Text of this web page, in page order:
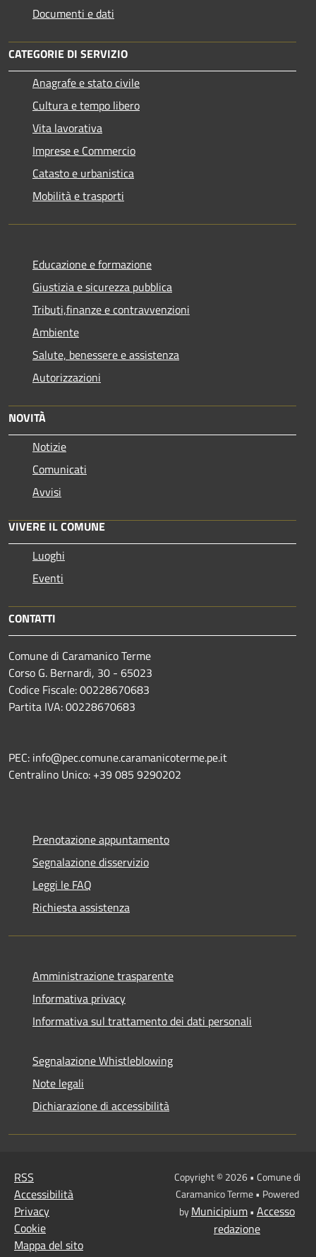
Documenti e dati
CATEGORIE DI SERVIZIO
Anagrafe e stato civile
Cultura e tempo libero
Vita lavorativa
Imprese e Commercio
Catasto e urbanistica
Mobilità e trasporti
Educazione e formazione
Giustizia e sicurezza pubblica
Tributi,finanze e contravvenzioni
Ambiente
Salute, benessere e assistenza
Autorizzazioni
NOVITÀ
Notizie
Comunicati
Avvisi
VIVERE IL COMUNE
Luoghi
Eventi
CONTATTI
Comune di Caramanico Terme
Corso G. Bernardi, 30 - 65023
Codice Fiscale: 00228670683
Partita IVA: 00228670683
PEC: info@pec.comune.caramanicoterme.pe.it
Centralino Unico: +39 085 9290202
Prenotazione appuntamento
Segnalazione disservizio
Leggi le FAQ
Richiesta assistenza
Amministrazione trasparente
Informativa privacy
Informativa sul trattamento dei dati personali
Segnalazione Whistleblowing
Note legali
Dichiarazione di accessibilità
RSS
Accessibilità
Privacy
Cookie
Mappa del sito
Copyright © 2026 • Comune di
Caramanico Terme • Powered
byMunicipium• Accesso
redazione